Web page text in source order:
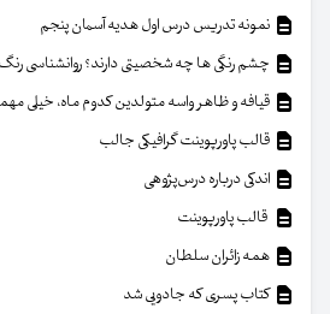
نمونه تدریس درس اول هدیه آسمان پنجم
چشم رنگی ها چه شخصیتی دارند؟ روانشناسی
قیافه و ظاهر واسه متولدین کدوم ماه، خیلی
قالب پاورپوینت گرافیکی جالب
اندکی درباره درس‌پژوهی
قالب پاورپوینت
همه زائران سلطان
کتاب پسری که جادویی شد